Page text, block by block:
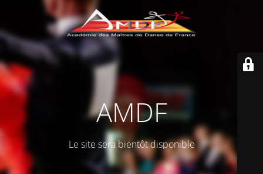
AMDF
Le site sera bientôt disponible